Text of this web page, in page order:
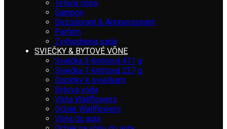
Telová vôňa
Šampón
Dezodorant & Antiperspirant
Parfém
Zvýhodnená sada
SVIEČKY & BYTOVÉ VÔNE
Sviečka 3-knôtová 411 g
Sviečka 1-knôtová 227 g
Doplnky k sviečkam
Bytová vôňa
Vôňa Wallflowers
Držiak Wallflowers
Vôňa do auta